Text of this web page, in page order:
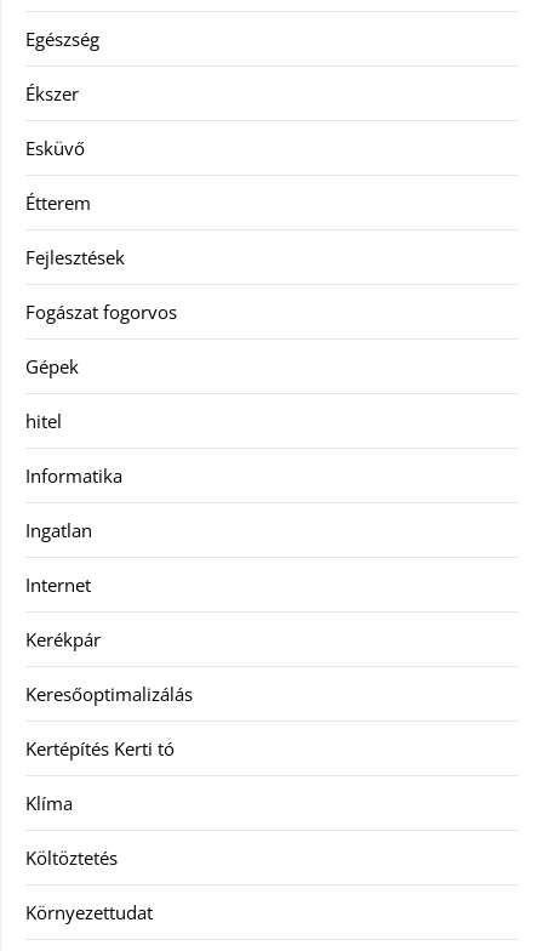
Egészség
Ékszer
Esküvő
Étterem
Fejlesztések
Fogászat fogorvos
Gépek
hitel
Informatika
Ingatlan
Internet
Kerékpár
Keresőoptimalizálás
Kertépítés Kerti tó
Klíma
Költöztetés
Környezettudat